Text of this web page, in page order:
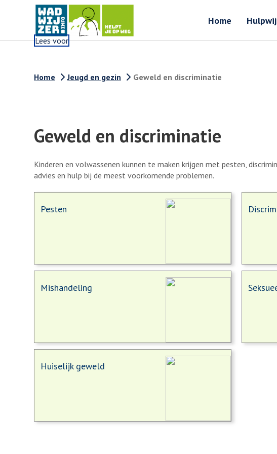
Home
Lees voor
Home Jeugd en gezin Geweld en discriminatie
Geweld en discriminatie
Kinderen en volwassenen kunnen te maken krijgen met pesten,
advies en hulp bij de meest voorkomende problemen.
Pesten
Mishandeling
Huiselijk geweld